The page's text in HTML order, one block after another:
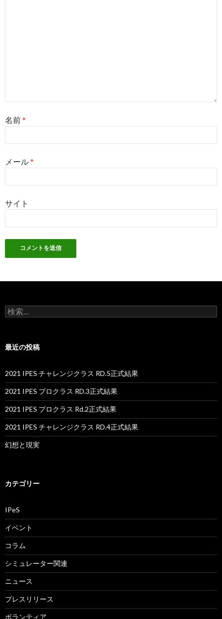
名前*
メール*
サイト
検
索:
最近の投稿
2021 IPES チャレンジクラス RD.5正式結果
2021 IPES プロクラス RD.3正式結果
2021 IPES プロクラス Rd.2正式結果
2021 IPES チャレンジクラス RD.4正式結果
幻想と現実
カテゴリー
IPeS
イベント
コラム
シミュレーター関連
ニュース
プレスリリース
ボランティア